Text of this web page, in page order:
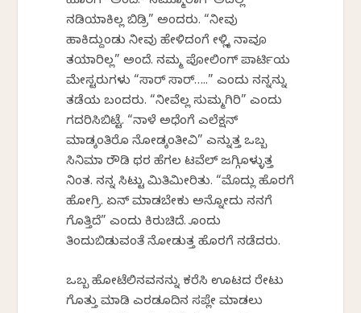
ನಡಿಯಾಕಿಲ್ಲ ಬಿಡ್ರಿ” ಅಂದರು. “ನೀವು
ಹಾಕಿದ್ದುಂಡು ನೀವು ಹೇಳಿದಂಗೆ ಕೇಳ್ಲಿಕ್ಕೆ ನಾವೂ
ತಯಾರಿಲ್ಲ” ಅಂದೆ. ನಮ್ಮ ಪೋಲಿಂಗ್ ಪಾರ್ಟಿಯ
ಮೇಸ್ಟರುಗಳು “ಸಾರ್ ಸಾರ್…..” ಎಂದು ನನ್ನನ್ನು
ತಡೆಯ ಬಂದರು. “ನೀವೆಲ್ಲ ಸುಮ್ಮಗಿರಿ” ಎಂದು
ಗದರಿಸಿಬಿಟ್ಟೆ. “ನಾಳೆ ಅಧೆಂಗೆ ಎಲೆಕ್ಷನ್
ಮಾಡ್ಕಂತಿರೊ ನೋಡ್ಕಂತೀವಿ” ಎನ್ನುತ್ತ ಒಬ್ಬ
ಸಿನಿಮಾ ರೌಡಿ ಥರ ಹೆಗಲ ಟವೆಲ್ ಜಗ್ಗಿಕೊಳ್ಳುತ್ತ
ನಿಂತ. ನನ್ನ ಸಿಟ್ಟು ಮಿತಿಮೀರಿತು. “ಮೊದ್ಲು ಹೊರಗೆ
ಹೋಗ್ರಿ. ಏನ್ ಮಾಡಬೇಕು ಅನ್ನೋದು ನನಗೆ
ಗೊತ್ತಿದೆ” ಎಂದು ಕಿರುಚಿದೆ. ಕೊಂದು
ತಿಂದುಬಿಡುವಂತೆ ನೋಡುತ್ತ ಹೊರಗೆ ನಡೆದರು.
ಒಬ್ಬ ಹೋಟೆಲಿನವನನ್ನು ಕರೆಸಿ ಊಟದ ರೇಟು
ಗೊತ್ತು ಮಾಡಿ ಎರಡೂದಿನ ಸಪ್ಲೇ ಮಾಡಲು